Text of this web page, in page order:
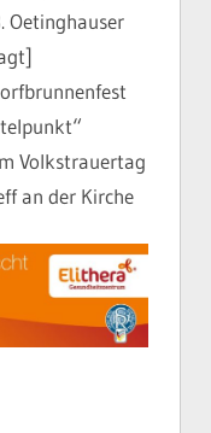
Oetinghauser
Volkstrauertag
an der Kirche